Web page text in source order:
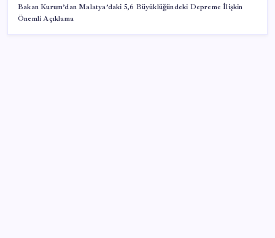
Bakan Kurum’dan Malatya’daki 5,6 Büyüklüğündeki Depreme İlişkin
Önemli Açıklama